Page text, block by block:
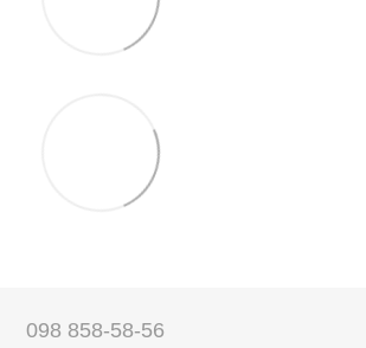
098 858-58-56